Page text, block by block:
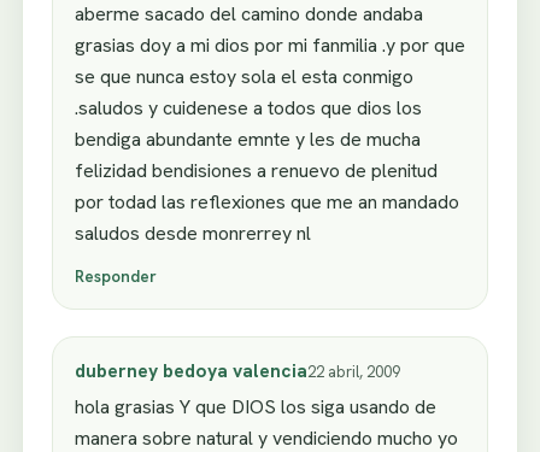
aberme sacado del camino donde andaba
grasias doy a mi dios por mi fanmilia .y por que
se que nunca estoy sola el esta conmigo
.saludos y cuidenese a todos que dios los
bendiga abundante emnte y les de mucha
felizidad bendisiones a renuevo de plenitud
por todad las reflexiones que me an mandado
saludos desde monrerrey nl
Responder
duberney bedoya valencia22 abril, 2009
hola grasias Y que DIOS los siga usando de
manera sobre natural y vendiciendo mucho yo